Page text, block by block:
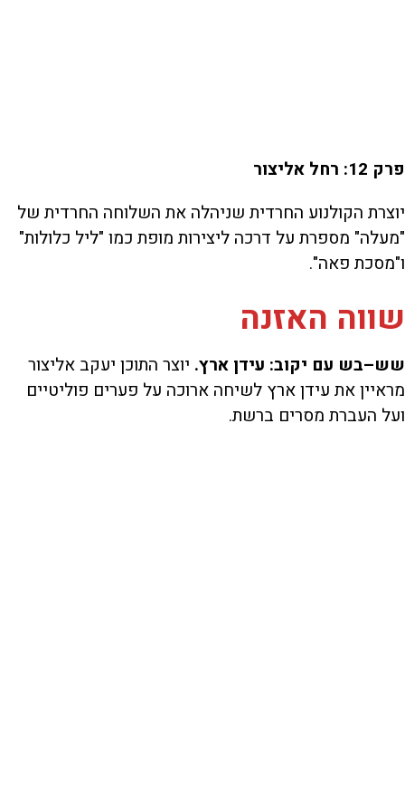
פרק 12: רחל אליצור
יוצרת הקולנוע החרדית שניהלה את השלוחה החרדית של
"מעלה" מספרת על דרכה ליצירות מופת כמו "ליל כלולות"
ו"מסכת פאה".
שווה האזנה
שש–בש עם יקוב: עידן ארץ. יוצר התוכן יעקב אליצור
מראיין את עידן ארץ לשיחה ארוכה על פערים פוליטיים
ועל העברת מסרים ברשת.